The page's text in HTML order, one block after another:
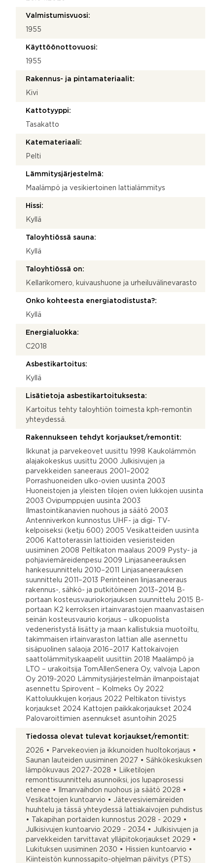
Valmistumisvuosi:
1955
Käyttöönottovuosi:
1955
Rakennus- ja pintamateriaalit:
Kivi
Kattotyyppi:
Tasakatto
Katemateriaali:
Pelti
Lämmitysjärjestelmä:
Maalämpö ja vesikiertoinen lattialämmitys
Hissi:
Kyllä
Taloyhtiössä sauna:
Kyllä
Taloyhtiössä on:
Kellarikomero, kuivaushuone ja urheiluvälinevarasto
Onko kohteesta energiatodistusta?:
Kyllä
Energialuokka:
C2018
Asbestikartoitus:
Kyllä
Lisätietoja asbestikartoituksesta:
Kartoitus tehty taloyhtiön toimesta kph-remontin
yhteydessä.
Rakennukseen tehdyt korjaukset/remontit:
Ikkunat ja parvekeovet uusittu 1998 Kaukolämmön
alajakokeskus uusittu 2000 Julkisivujen ja
parvekkeiden saneeraus 2001–2002
Porrashuoneiden ulko-ovien uusinta 2003
Huoneistojen ja yleisten tilojen ovien lukkojen uusinta
2003 Ovipumppujen uusinta 2003
Ilmastointikanavien nuohous ja säätö 2003
Antenniverkon kunnostus UHF- ja digi- TV-
kelpoiseksi (ketju 600) 2005 Vesikatteiden uusinta
2006 Kattoterassin lattioiden vesieristeiden
uusiminen 2008 Peltikaton maalaus 2009 Pysty- ja
pohjaviemäreidenpesu 2009 Linjasaneerauksen
hankesuunnittelu 2010–2011 Linjasaneerauksen
suunnittelu 2011–2013 Perinteinen linjasaneeraus
rakennus-, sähkö- ja putkitöineen 2013–2014 B-
portaan kosteusvauriokorjauksen suunnittelu 2015 B-
portaan K2 kerroksen irtainvarastojen maanvastaisen
seinän kosteusvaurio korjaus – ulkopuolista
vedeneristystä lisätty ja maan kallistuksia muotoiltu,
takimmaisen irtainvaraston lattian alle asennettu
sisäpuolinen salaoja 2016–2017 Kattokaivojen
saattolämmityskaapelit uusittiin 2018 Maalämpö ja
LTO – urakoitsija TomAllenSenera Oy, valvoja Lapon
Oy 2019-2020 Lämmitysjärjestelmän ilmanpoistajat
asennettu Spirovent – Kolmeks Oy 2022
Kattoluukkujen korjaus 2022 Peltikaton tiivistys
korjaukset 2024 Kattojen paikkakorjaukset 2024
Palovaroittimien asennukset asuntoihin 2025
Tiedossa olevat tulevat korjaukset/remontit:
2026 • Parvekeovien ja ikkunoiden huoltokorjaus •
Saunan lauteiden uusiminen 2027 • Sähkökeskuksen
lämpökuvaus 2027-2028 • Liiketilojen
remonttisuunnittelu asunnoiksi, jos lupaprosessi
etenee • Ilmanvaihdon nuohous ja säätö 2028 •
Vesikattojen kuntoarvio • Jätevesiviemäreiden
huuhtelu ja tässä yhteydessä lattiakaivojen puhdistus
• Takapihan portaiden kunnostus 2028 - 2029 •
Julkisivujen kuntoarvio 2029 - 2034 • Julkisivujen ja
parvekkeiden tarvittavat ylläpitokorjaukset 2029 •
Lukituksen uusiminen 2030 • Hissien kuntoarvio •
Kiinteistön kunnossapito-ohjelman päivitys (PTS)